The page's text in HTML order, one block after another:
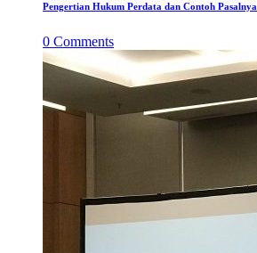
Pengertian Hukum Perdata dan Contoh Pasalnya
0 Comments